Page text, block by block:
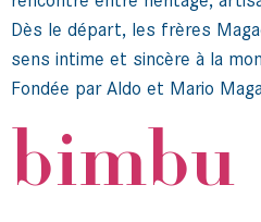
Dès le départ, les frères
sens intime et sincère à la
Fondée par Aldo et Mario
bimbu